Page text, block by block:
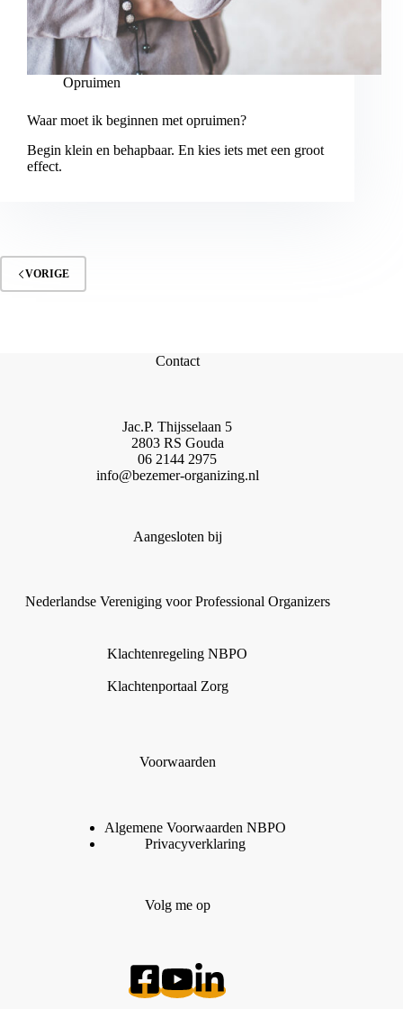
Opruimen
Waar moet ik beginnen met opruimen?
Begin klein en behapbaar. En kies iets met een groot
effect.
VORIGE
Contact
Jac.P. Thijsselaan 5
2803 RS Gouda
06 2144 2975
info@bezemer-organizing.nl
Aangesloten bij
Nederlandse Vereniging voor Professional Organizers
Klachtenregeling NBPO
Klachtenportaal Zorg
Voorwaarden
Algemene Voorwaarden NBPO
Privacyverklaring
Volg me op